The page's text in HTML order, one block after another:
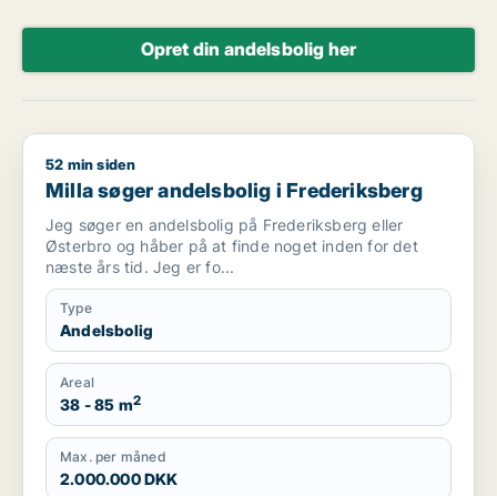
Opret din andelsbolig her
Milla søger andelsbolig i Frederiksberg
52 min siden
Milla søger andelsbolig i Frederiksberg
Jeg søger en andelsbolig på Frederiksberg eller
Østerbro og håber på at finde noget inden for det
næste års tid. Jeg er fo...
Type
Andelsbolig
Areal
38 - 85 m2
Max. per måned
2.000.000 DKK